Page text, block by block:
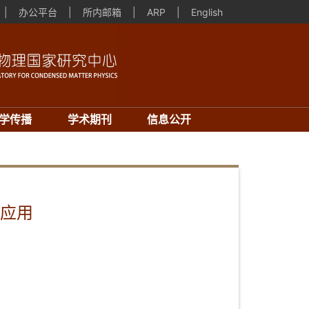
办公平台 所内邮箱 ARP English
传播 学术期刊 信息公开
用